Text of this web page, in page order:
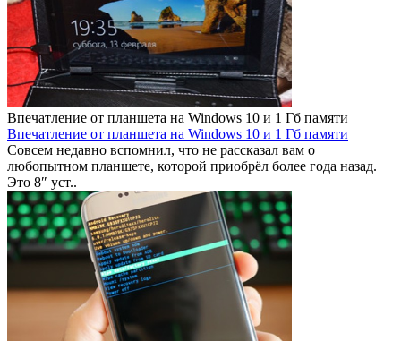
Впечатление от планшета на Windows 10 и 1 Гб памяти
Впечатление от планшета на Windows 10 и 1 Гб памяти
Совсем недавно вспомнил, что не рассказал вам о
любопытном планшете, которой приобрёл более года назад.
Это 8″ уст..